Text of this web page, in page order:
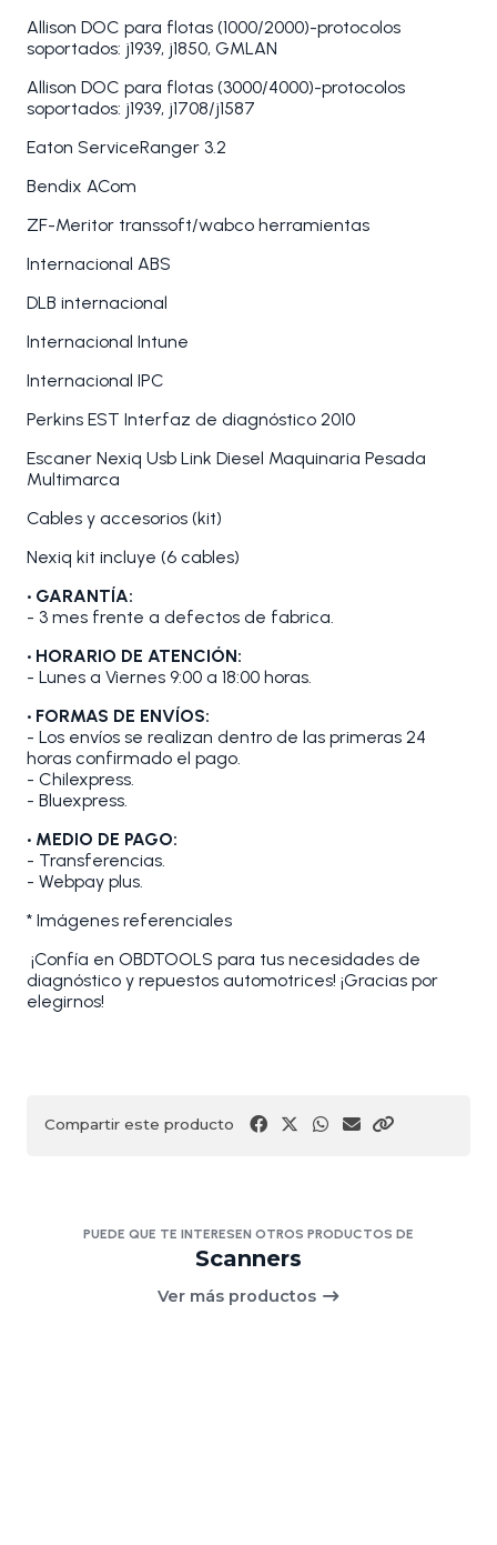
Allison DOC para flotas (1000/2000)-protocolos
soportados: j1939, j1850, GMLAN
Allison DOC para flotas (3000/4000)-protocolos
soportados: j1939, j1708/j1587
Eaton ServiceRanger 3.2
Bendix ACom
ZF-Meritor transsoft/wabco herramientas
Internacional ABS
DLB internacional
Internacional Intune
Internacional IPC
Perkins EST Interfaz de diagnóstico 2010
Escaner Nexiq Usb Link Diesel Maquinaria Pesada
Multimarca
Cables y accesorios (kit)
Nexiq kit incluye (6 cables)
• GARANTÍA:
- 3 mes frente a defectos de fabrica.
• HORARIO DE ATENCIÓN:
- Lunes a Viernes 9:00 a 18:00 horas.
• FORMAS DE ENVÍOS:
- Los envíos se realizan dentro de las primeras 24
horas confirmado el pago.
- Chilexpress.
- Bluexpress.
• MEDIO DE PAGO:
- Transferencias.
- Webpay plus.
* Imágenes referenciales
¡Confía en OBDTOOLS para tus necesidades de
diagnóstico y repuestos automotrices! ¡Gracias por
elegirnos!
Compartir este producto
PUEDE QUE TE INTERESEN OTROS PRODUCTOS DE
Scanners
Ver más productos